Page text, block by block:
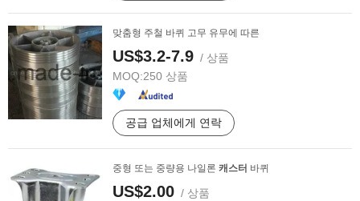
맞춤형 주철 바퀴 고무 유무에 따른
US$3.2-7.9 / 상품
MOQ:250 상품
공급 업체에게 연락
중형 또는 중량용 나일론 캐스터 바퀴
US$2.00 / 상품